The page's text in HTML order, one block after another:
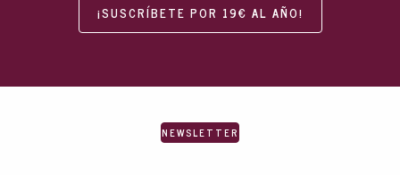
¡SUSCRÍBETE POR 19€ AL AÑO!
NEWSLETTER